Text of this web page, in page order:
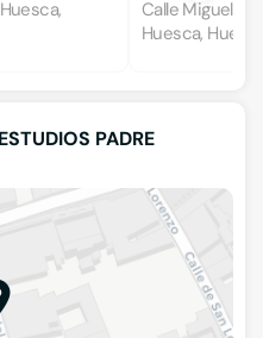
Calle Miguel
Huesca,
PADRE